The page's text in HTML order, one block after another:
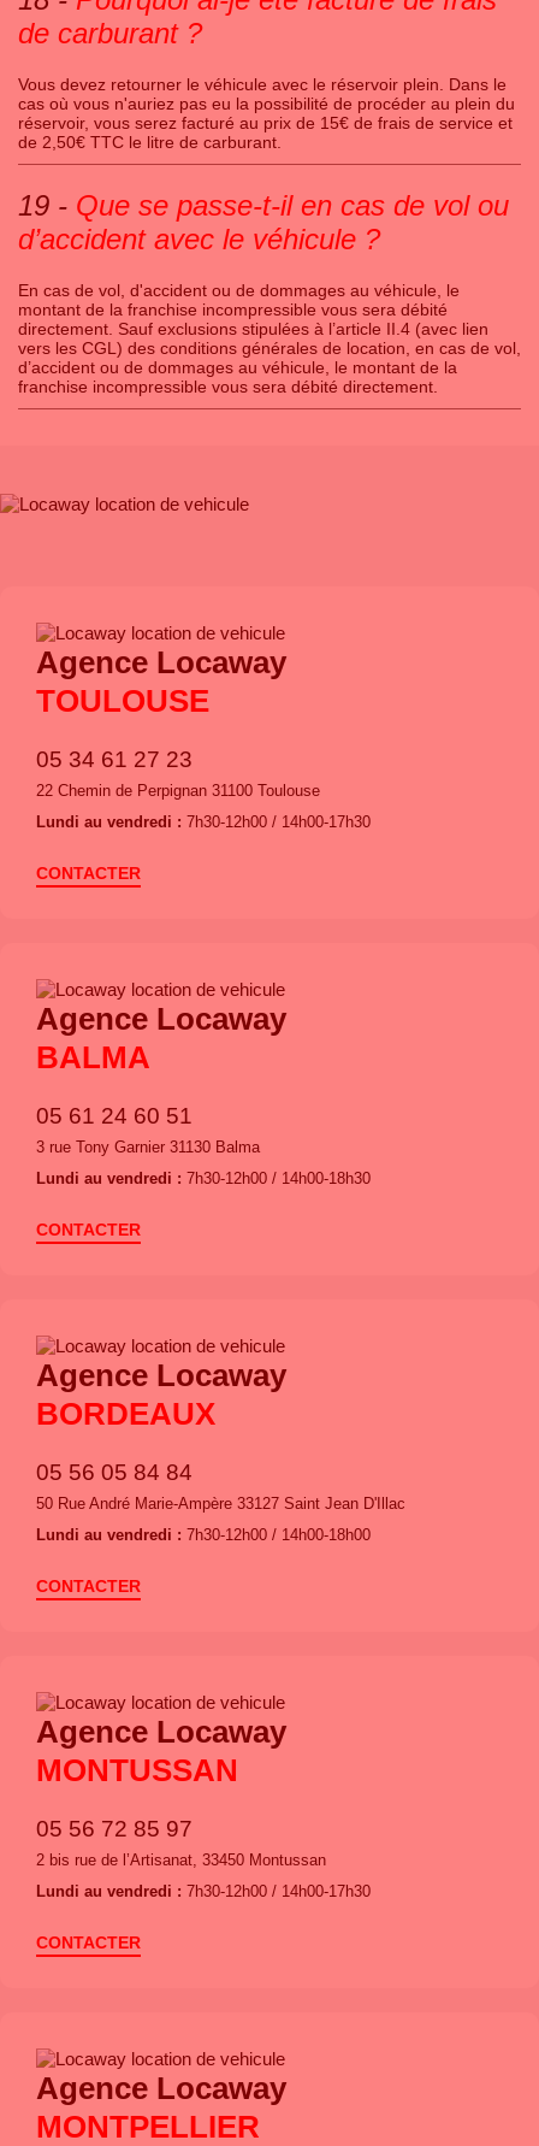
de carburant ?
Vous devez retourner le véhicule avec le réservoir plein. Dans le
cas où vous n'auriez pas eu la possibilité de procéder au plein du
réservoir, vous serez facturé au prix de 15€ de frais de service et
de 2,50€ TTC le litre de carburant.
Que se passe-t-il en cas de vol ou
d’accident avec le véhicule ?
En cas de vol, d'accident ou de dommages au véhicule, le
montant de la franchise incompressible vous sera débité
directement. Sauf exclusions stipulées à l’article II.4 (avec lien
vers les CGL) des conditions générales de location, en cas de vol,
d’accident ou de dommages au véhicule, le montant de la
franchise incompressible vous sera débité directement.
Agence Locaway
TOULOUSE
05 34 61 27 23
22 Chemin de Perpignan 31100 Toulouse
Lundi au vendredi : 7h30-12h00 / 14h00-17h30
CONTACTER
Agence Locaway
BALMA
05 61 24 60 51
3 rue Tony Garnier 31130 Balma
Lundi au vendredi : 7h30-12h00 / 14h00-18h30
CONTACTER
Agence Locaway
BORDEAUX
05 56 05 84 84
50 Rue André Marie-Ampère 33127 Saint Jean D'Illac
Lundi au vendredi : 7h30-12h00 / 14h00-18h00
CONTACTER
Agence Locaway
MONTUSSAN
05 56 72 85 97
2 bis rue de l’Artisanat, 33450 Montussan
Lundi au vendredi : 7h30-12h00 / 14h00-17h30
CONTACTER
Agence Locaway
MONTPELLIER